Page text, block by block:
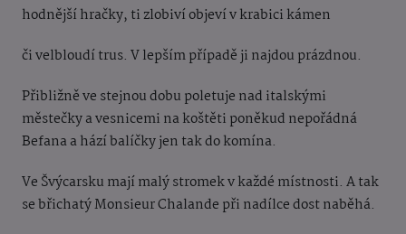
hodnější hračky, ti zlobiví objeví v krabici kámen
či velbloudí trus. V lepším případě ji najdou prázdnou.
Přibližně ve stejnou dobu poletuje nad italskými
městečky a vesnicemi na koštěti poněkud nepořádná
Befana a hází balíčky jen tak do komína.
Ve Švýcarsku mají malý stromek v každé místnosti. A tak
se břichatý Monsieur Chalande při nadílce dost naběhá.